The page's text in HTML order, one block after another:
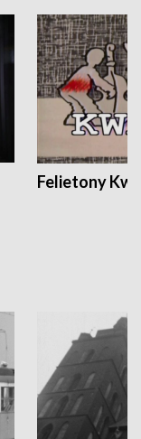
Felietony